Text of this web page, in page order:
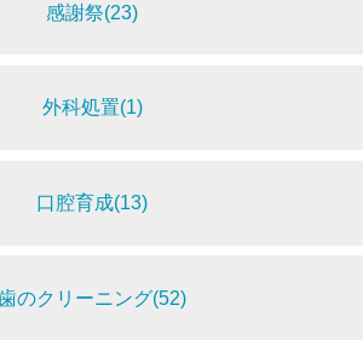
感謝祭(23)
外科処置(1)
口腔育成(13)
のクリーニング(52)